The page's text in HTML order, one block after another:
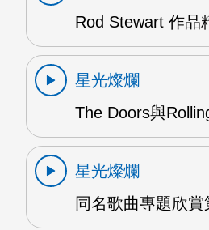
Rod Stewart 作品
星光燦爛
The Doors與
星光燦爛
同名歌曲專題欣